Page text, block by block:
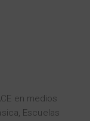
en medios
, Escuelas